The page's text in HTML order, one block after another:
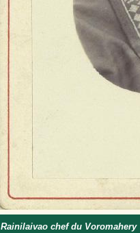
Rainilaivao chef du Voromahery